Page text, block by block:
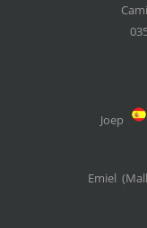
Joep
Emiel